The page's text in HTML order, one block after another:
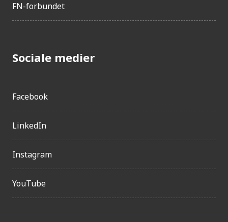
FN-forbundet
Sociale medier
Facebook
LinkedIn
Instagram
YouTube